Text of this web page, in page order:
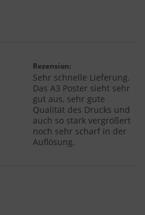
Rezension:
Sehr schnelle Lieferung.
Das A3 Poster sieht sehr
gut aus, sehr gute
Qualität des Drucks und
auch so stark vergrößert
noch sehr scharf in der
Auflösung.